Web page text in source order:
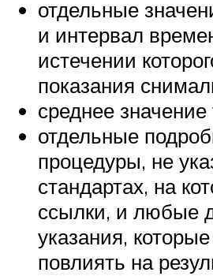
отдельные
и интервал
истечении
показания
среднее значение
отдельные
процедуры, не
стандартах, на
ссылки, и любые
указания,
повлиять на